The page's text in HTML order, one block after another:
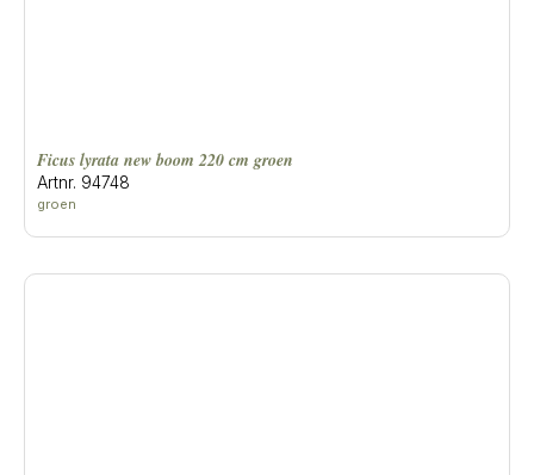
ficus lyrata new boom 220 cm groen
Artnr. 94748
groen